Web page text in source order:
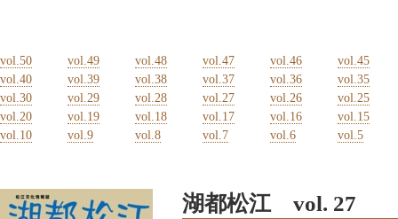
vol.50 vol.49 vol.48 vol.47 vol.46
vol.45
vol.40
vol.39 vol.38 vol.37 vol.36
vol.35
vol.30
vol.29 vol.28 vol.27 vol.26
vol.25
vol.20
vol.19 vol.18 vol.17 vol.16
vol.15
vol.10
vol.9 vol.8 vol.7 vol.6 vol.5
湖都松江 vol. 27